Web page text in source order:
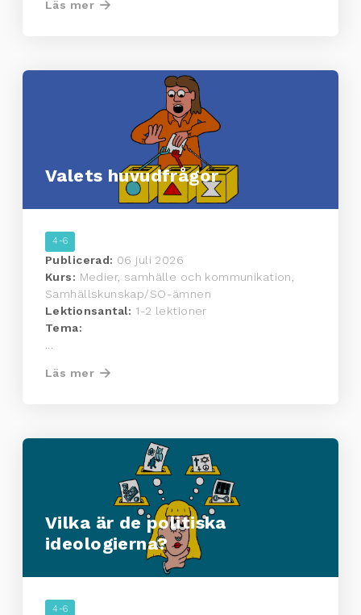
Läs mer
Valets huvudfrågor
4-6
Publicerad: 06 juli 2026
Kurs: Medier, samhälle och kommunikation,
Samhällskunskap/SO-ämnen
Lektionsantal: 1-2 lektioner
Tema:
Läs mer
Vilka är de politiska
ideologierna?
4-6